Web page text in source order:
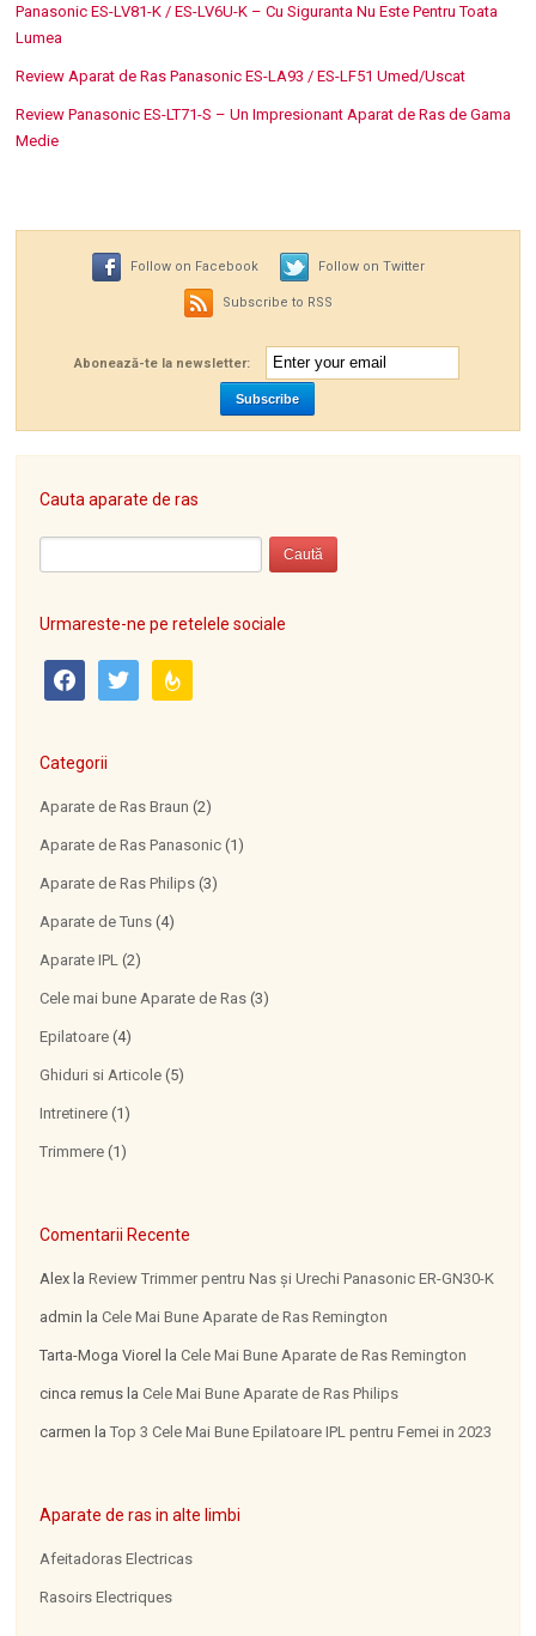
Panasonic ES-LV81-K / ES-LV6U-K – Cu Siguranta Nu Este Pentru Toata
Lumea
Review Aparat de Ras Panasonic ES-LA93 / ES-LF51 Umed/Uscat
Review Panasonic ES-LT71-S – Un Impresionant Aparat de Ras de Gama
Medie
Follow on Facebook Follow on Twitter
Subscribe to RSS
Abonează-te la newsletter:
Cauta aparate de ras
Urmareste-ne pe retelele sociale
facebooktwitter feedburner
Categorii
Aparate de Ras Braun (2)
Aparate de Ras Panasonic (1)
Aparate de Ras Philips (3)
Aparate de Tuns (4)
Aparate IPL (2)
Cele mai bune Aparate de Ras (3)
Epilatoare (4)
Ghiduri si Articole (5)
Intretinere (1)
Trimmere (1)
Comentarii Recente
Alex laReview Trimmer pentru Nas şi Urechi Panasonic ER-GN30-K
admin laCele Mai Bune Aparate de Ras Remington
Tarta-Moga Viorel laCele Mai Bune Aparate de Ras Remington
cinca remus laCele Mai Bune Aparate de Ras Philips
carmen laTop 3 Cele Mai Bune Epilatoare IPL pentru Femei in 2023
Aparate de ras in alte limbi
Afeitadoras Electricas
Rasoirs Electriques